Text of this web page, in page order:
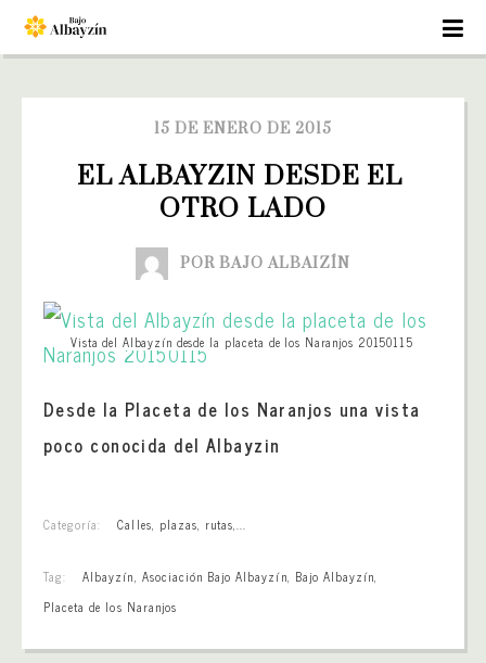
15 DE ENERO DE 2015
EL ALBAYZIN DESDE EL
OTRO LADO
POR BAJO ALBAIZÍN
Vista del Albayzín desde la placeta de los Naranjos 20150115
Desde la Placeta de los Naranjos una vista
poco conocida del Albayzin
Categoría: Calles, plazas, rutas,...
Tag: Albayzín, Asociación Bajo Albayzín, Bajo Albayzín,
Placeta de los Naranjos